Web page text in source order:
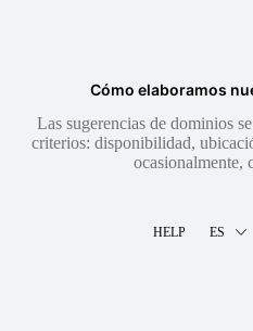
Cómo elaboramos
Las sugerencias de dominios
criterios: disponibilidad,
ocasionalmente,
HELP ES